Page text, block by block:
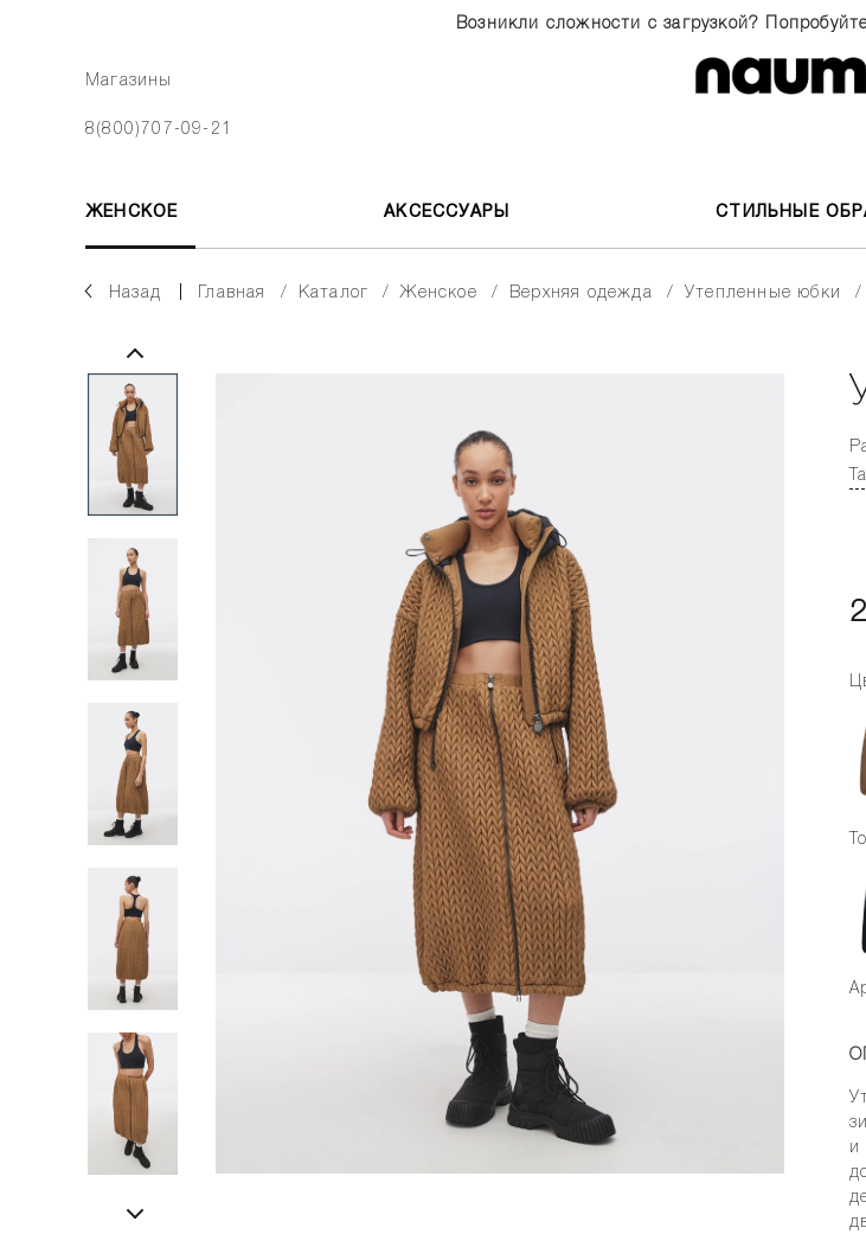
Возникли сложности с загрузкой?
Магазины
8(800)707-09-21
ЖЕНСКОЕ АКСЕССУАРЫ СТИЛЬНЫЕ
Назад главная каталог женское верхняя одежда утепленные юбки
и